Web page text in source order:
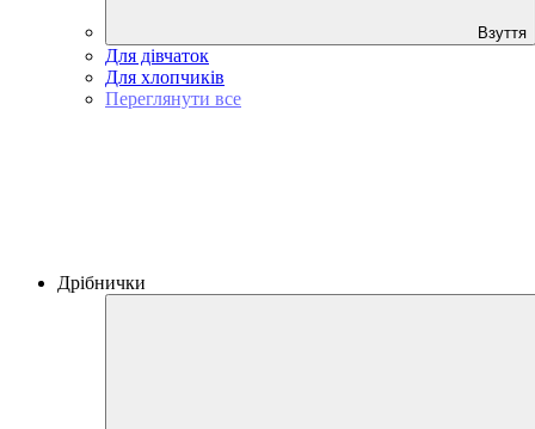
Взуття
Для дівчаток
Для хлопчиків
Переглянути все
Дрібнички